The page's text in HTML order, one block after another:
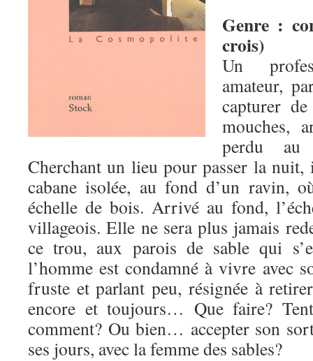
Genre :
crois)
Un
amateur,
capturer
mouches,
perdu au
Cherchant un lieu pour passer la
cabane isolée, au fond d’un ravin,
échelle de bois. Arrivé au fond,
villageois. Elle ne sera plus jamais
ce trou, aux parois de sable qui
l’homme est condamné à vivre avec
fruste et parlant peu, résignée à
encore et toujours… Que faire?
comment? Ou bien… accepter son
ses jours, avec la femme des sables?